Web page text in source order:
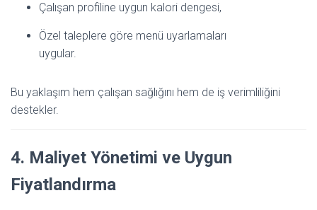
Çalışan profiline uygun kalori dengesi,
Özel taleplere göre menü uyarlamaları
uygular.
Bu yaklaşım hem çalışan sağlığını hem de iş verimliliğini
destekler.
4. Maliyet Yönetimi ve Uygun
Fiyatlandırma